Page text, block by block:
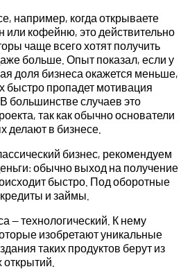
например, когда открываете
или кофейню, это действительно
чаще всего хотят получить
больше. Опыт показал, если у
доля бизнеса окажется меньше,
быстро пропадет мотивация
большинстве случаев это
так как обычно основатели
делают в бизнесе.
бизнес, рекомендуем
обычно выход на получение
быстро. Под оборотные
и займы.
— технологический. К нему
изобретают уникальные
таких продуктов берут из